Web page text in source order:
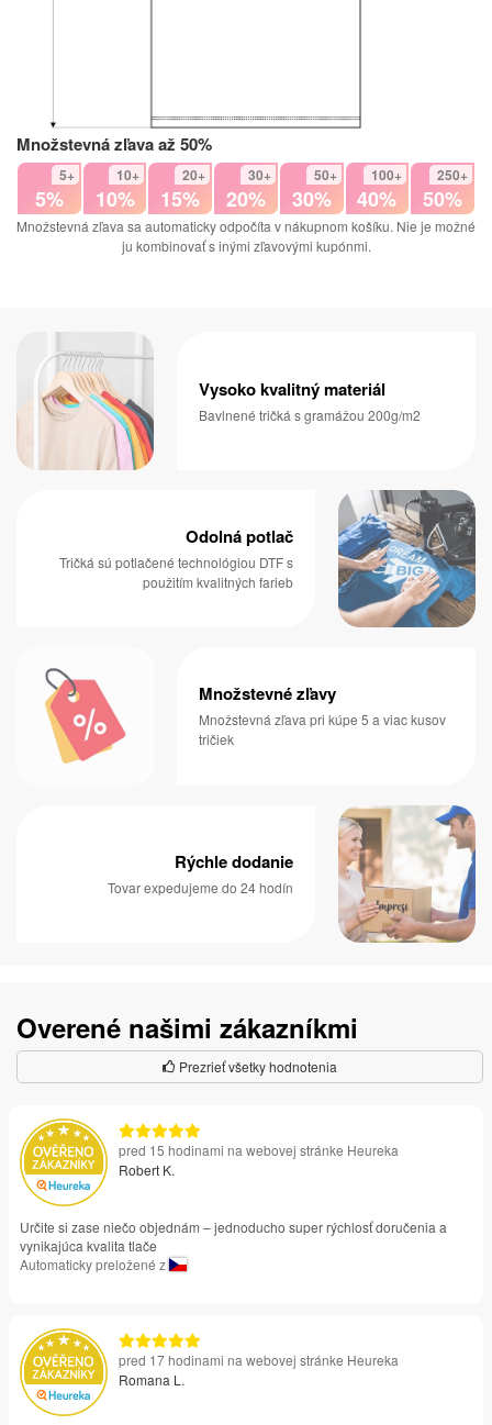
Množstevná zľava až 50%
5+
5%
10+
10%
20+
15%
30+
20%
50+
30%
100+
40%
250+
50%
Množstevná zľava sa automaticky odpočíta v nákupnom košíku. Nie je možné
ju kombinovať s inými zľavovými kupónmi.
Vysoko kvalitný materiál
Bavlnené tričká s gramážou 200g/m2
Odolná potlač
Tričká sú potlačené technológiou DTF s
použitím kvalitných farieb
Množstevné zľavy
Množstevná zľava pri kúpe 5 a viac kusov
tričiek
Rýchle dodanie
Tovar expedujeme do 24 hodín
Overené našimi zákazníkmi
Prezrieť všetky hodnotenia
pred 15 hodinami na webovej stránke Heureka
Robert K.
Určite si zase niečo objednám – jednoducho super rýchlosť doručenia a
vynikajúca kvalita tlače
Automaticky preložené z
pred 17 hodinami na webovej stránke Heureka
Romana L.